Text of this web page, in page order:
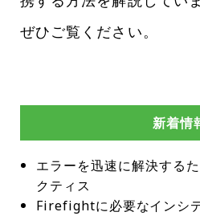
ぜひご覧ください。
新着情
エラーを迅速に解決する
クティス
Firefightに必要なインシ